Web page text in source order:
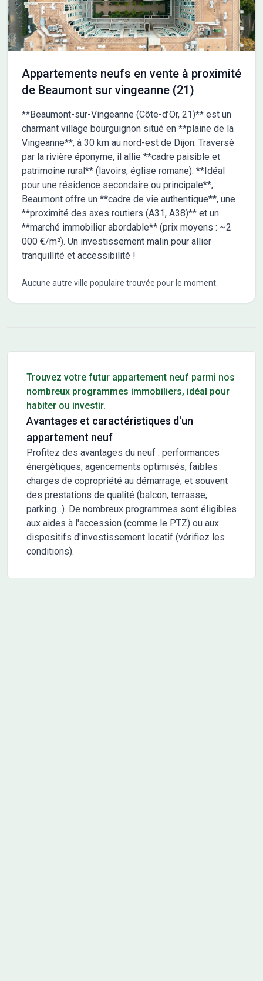
Appartements neufs en vente à proximité
de Beaumont sur vingeanne (21)
**Beaumont-sur-Vingeanne (Côte-d’Or, 21)** est un
charmant village bourguignon situé en **plaine de la
Vingeanne**, à 30 km au nord-est de Dijon. Traversé
par la rivière éponyme, il allie **cadre paisible et
patrimoine rural** (lavoirs, église romane). **Idéal
pour une résidence secondaire ou principale**,
Beaumont offre un **cadre de vie authentique**, une
**proximité des axes routiers (A31, A38)** et un
**marché immobilier abordable** (prix moyens : ~2
000 €/m²). Un investissement malin pour allier
tranquillité et accessibilité !
Aucune autre ville populaire trouvée pour le moment.
Trouvez votre futur appartement neuf parmi nos
nombreux programmes immobiliers, idéal pour
habiter ou investir.
Avantages et caractéristiques d'un
appartement neuf
Profitez des avantages du neuf : performances
énergétiques, agencements optimisés, faibles
charges de copropriété au démarrage, et souvent
des prestations de qualité (balcon, terrasse,
parking...). De nombreux programmes sont éligibles
aux aides à l'accession (comme le PTZ) ou aux
dispositifs d'investissement locatif (vérifiez les
conditions).